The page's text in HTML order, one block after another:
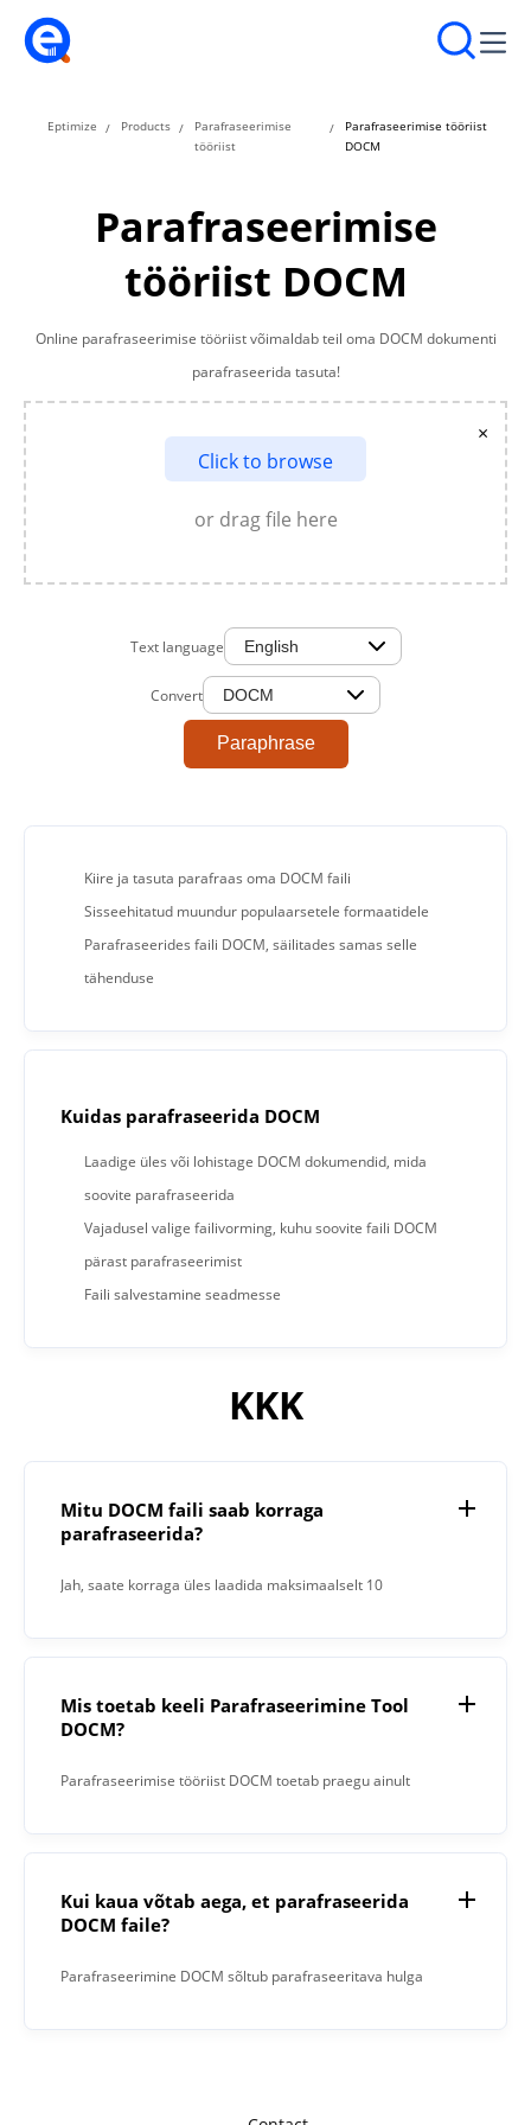
Eptimize Products
Parafraseerimise
tööriist
Parafraseerimise tööriist
DOCM
Parafraseerimise
tööriist DOCM
Online parafraseerimise tööriist võimaldab teil oma DOCM dokumenti
parafraseerida tasuta!
Click to browse
or drag file here
×
Text language
Convert
Paraphrase
Kiire ja tasuta parafraas oma DOCM faili
Sisseehitatud muundur populaarsetele formaatidele
Parafraseerides faili DOCM, säilitades samas selle
tähenduse
Kuidas parafraseerida DOCM
Laadige üles või lohistage DOCM dokumendid, mida
soovite parafraseerida
Vajadusel valige failivorming, kuhu soovite faili DOCM
pärast parafraseerimist
Faili salvestamine seadmesse
KKK
Mitu DOCM faili saab korraga
parafraseerida?
Jah, saate korraga üles laadida maksimaalselt 10
Mis toetab keeli Parafraseerimine Tool
DOCM?
Parafraseerimise tööriist DOCM toetab praegu ainult
Kui kaua võtab aega, et parafraseerida
DOCM faile?
Parafraseerimine DOCM sõltub parafraseeritava hulga